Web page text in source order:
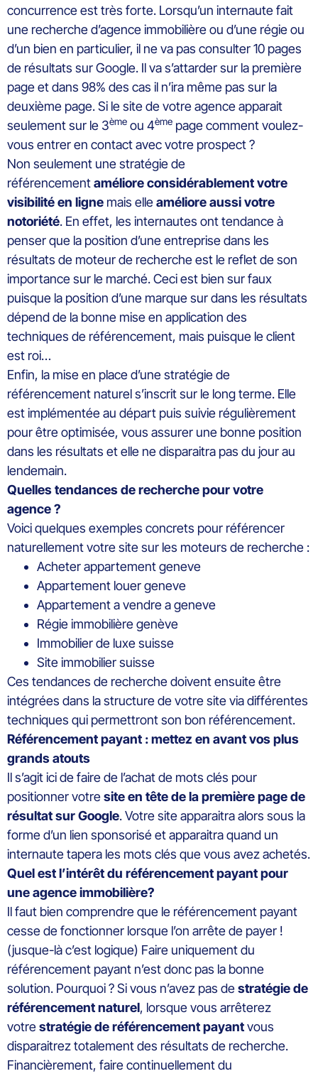
concurrence est très forte. Lorsqu’un internaute fait
une recherche d’agence immobilière ou d’une régie ou
d’un bien en particulier, il ne va pas consulter 10 pages
de résultats sur Google. Il va s’attarder sur la première
page et dans 98% des cas il n’ira même pas sur la
deuxième page. Si le site de votre agence apparait
seulement sur le 3ème ou 4ème page comment voulez-
vous entrer en contact avec votre prospect ?
Non seulement une stratégie de
référencementaméliore considérablement votre
visibilité en ligne mais elleaméliore aussi votre
notoriété. En effet, les internautes ont tendance à
penser que la position d’une entreprise dans les
résultats de moteur de recherche est le reflet de son
importance sur le marché. Ceci est bien sur faux
puisque la position d’une marque sur dans les résultats
dépend de la bonne mise en application des
techniques de référencement, mais puisque le client
est roi…
Enfin, la mise en place d’une stratégie de
référencement naturel s’inscrit sur le long terme. Elle
est implémentée au départ puis suivie régulièrement
pour être optimisée, vous assurer une bonne position
dans les résultats et elle ne disparaitra pas du jour au
lendemain.
Quelles tendances de recherche pour votre
agence ?
Voici quelques exemples concrets pour référencer
naturellement votre site sur les moteurs de recherche :
Acheter appartement geneve
Appartement louer geneve
Appartement a vendre a geneve
Régie immobilière genève
Immobilier de luxe suisse
Site immobilier suisse
Ces tendances de recherche doivent ensuite être
intégrées dans la structure de votre site via différentes
techniques qui permettront son bon référencement.
Référencement payant : mettez en avant vos plus
grands atouts
Il s’agit ici de faire de l’achat de mots clés pour
positionner votresite en tête de la première page de
résultat sur Google. Votre site apparaitra alors sous la
forme d’un lien sponsorisé et apparaitra quand un
internaute tapera les mots clés que vous avez achetés.
Quel est l’intérêt du référencement payant pour
une agence immobilière?
Il faut bien comprendre que le référencement payant
cesse de fonctionner lorsque l’on arrête de payer !
(jusque-là c’est logique) Faire uniquement du
référencement payant n’est donc pas la bonne
solution. Pourquoi ? Si vous n’avez pas destratégie de
référencement naturel, lorsque vous arrêterez
votrestratégie de référencement payantvous
disparaitrez totalement des résultats de recherche.
Financièrement, faire continuellement du